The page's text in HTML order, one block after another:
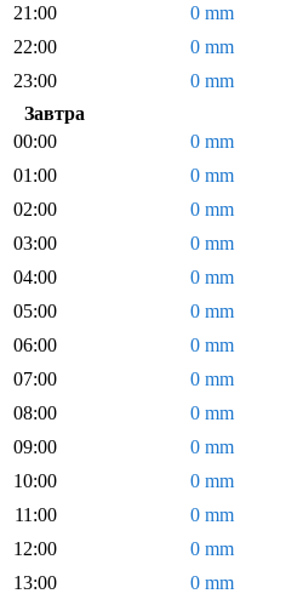
21:00
0 mm
22:00
0 mm
23:00
0 mm
Завтра
00:00
0 mm
01:00
0 mm
02:00
0 mm
03:00
0 mm
04:00
0 mm
05:00
0 mm
06:00
0 mm
07:00
0 mm
08:00
0 mm
09:00
0 mm
10:00
0 mm
11:00
0 mm
12:00
0 mm
13:00
0 mm